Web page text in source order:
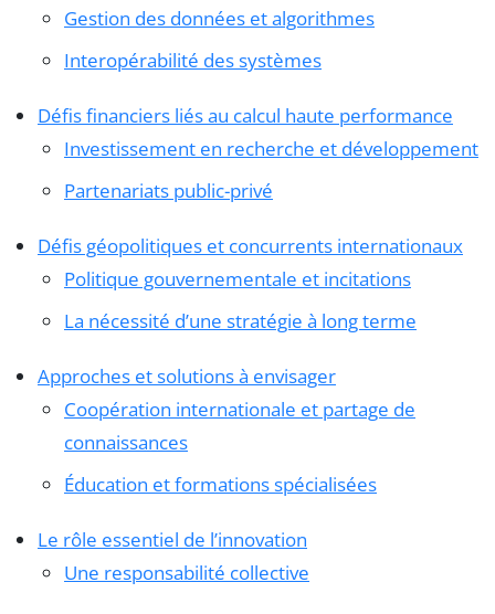
Gestion des données et algorithmes
Interopérabilité des systèmes
Défis financiers liés au calcul haute performance
Investissement en recherche et développement
Partenariats public-privé
Défis géopolitiques et concurrents internationaux
Politique gouvernementale et incitations
La nécessité d’une stratégie à long terme
Approches et solutions à envisager
Coopération internationale et partage de
connaissances
Éducation et formations spécialisées
Le rôle essentiel de l’innovation
Une responsabilité collective